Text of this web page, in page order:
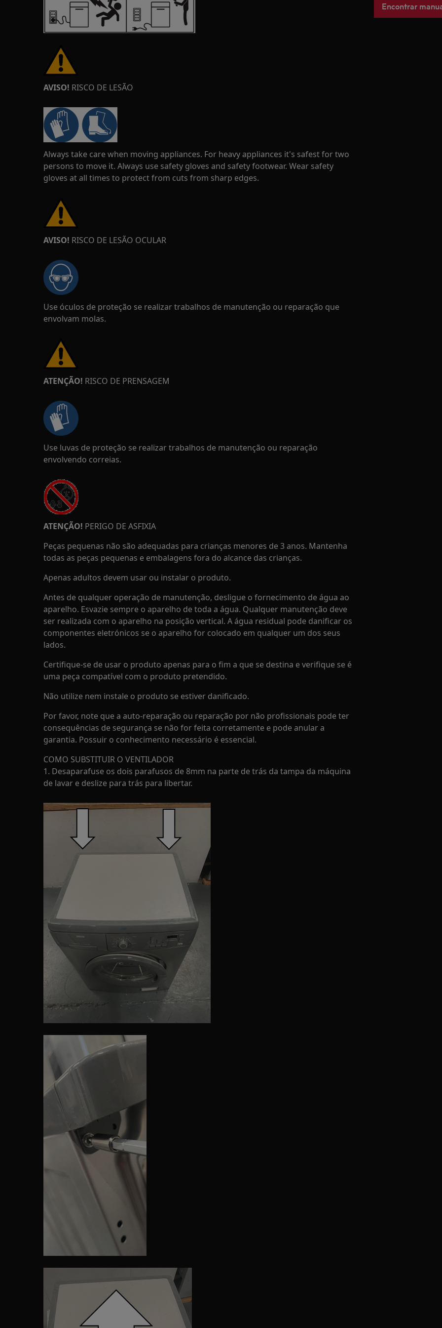
AVISO! RISCO DE LESÃO
Always take care when moving appliances. For heavy appliances it's safest for two
persons to move it. Always use safety gloves and safety footwear. Wear safety
gloves at all times to protect from cuts from sharp edges.
AVISO! RISCO DE LESÃO OCULAR
Use óculos de proteção se realizar trabalhos de manutenção ou reparação que
envolvam molas.
ATENÇÃO! RISCO DE PRENSAGEM
Use luvas de proteção se realizar trabalhos de manutenção ou reparação
envolvendo correias.
ATENÇÃO! PERIGO DE ASFIXIA
Peças pequenas não são adequadas para crianças menores de 3 anos. Mantenha
todas as peças pequenas e embalagens fora do alcance das crianças.
Apenas adultos devem usar ou instalar o produto.
Antes de qualquer operação de manutenção, desligue o fornecimento de água ao
aparelho. Esvazie sempre o aparelho de toda a água. Qualquer manutenção deve
ser realizada com o aparelho na posição vertical. A água residual pode danificar os
componentes eletrónicos se o aparelho for colocado em qualquer um dos seus
lados.
Certifique-se de usar o produto apenas para o fim a que se destina e verifique se é
uma peça compatível com o produto pretendido.
Não utilize nem instale o produto se estiver danificado.
Por favor, note que a auto-reparação ou reparação por não profissionais pode ter
consequências de segurança se não for feita corretamente e pode anular a
garantia. Possuir o conhecimento necessário é essencial.
COMO SUBSTITUIR O VENTILADOR
1. Desaparafuse os dois parafusos de 8mm na parte de trás da tampa da máquina
de lavar e deslize para trás para libertar.
Encontrar